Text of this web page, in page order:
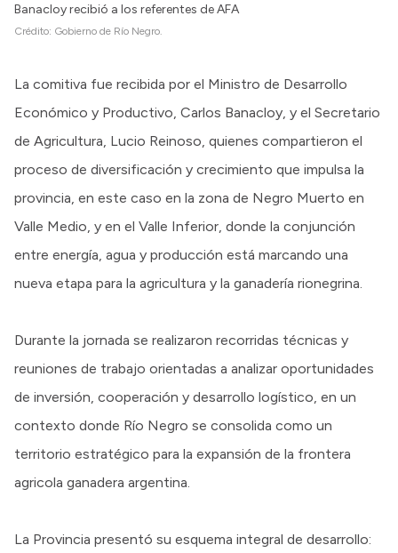
Banacloy recibió a los referentes de AFA
Crédito: Gobierno de Río Negro.
La comitiva fue recibida por el Ministro de Desarrollo
Económico y Productivo, Carlos Banacloy, y el Secretario
de Agricultura, Lucio Reinoso, quienes compartieron el
proceso de diversificación y crecimiento que impulsa la
provincia, en este caso en la zona de Negro Muerto en
Valle Medio, y en el Valle Inferior, donde la conjunción
entre energía, agua y producción está marcando una
nueva etapa para la agricultura y la ganadería rionegrina.
Durante la jornada se realizaron recorridas técnicas y
reuniones de trabajo orientadas a analizar oportunidades
de inversión, cooperación y desarrollo logístico, en un
contexto donde Río Negro se consolida como un
territorio estratégico para la expansión de la frontera
agricola ganadera argentina.
La Provincia presentó su esquema integral de desarrollo: